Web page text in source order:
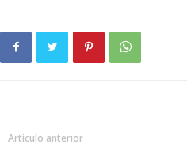
Artículo anterior